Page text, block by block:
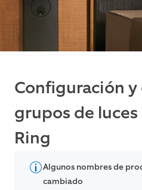
Configuración
grupos de
Ring
Algunos nombres de
cambiado